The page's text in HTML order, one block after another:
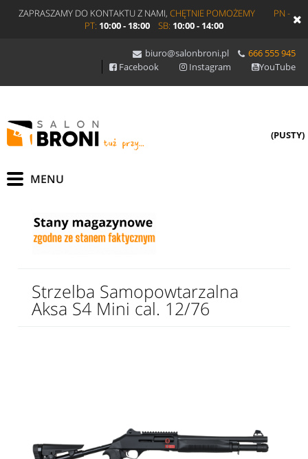
ZAPRASZAMY DO KONTAKTU Z NAMI, CHĘTNIE POMOŻEMY
PN -
PT: 10:00 - 18:00 SB: 10:00 - 14:00
biuro@salonbroni.pl
666 555 945
Facebook
Instagram YouTube
(PUSTY)
Strzelba Samopowtarzalna
Aksa S4 Mini cal. 12/76